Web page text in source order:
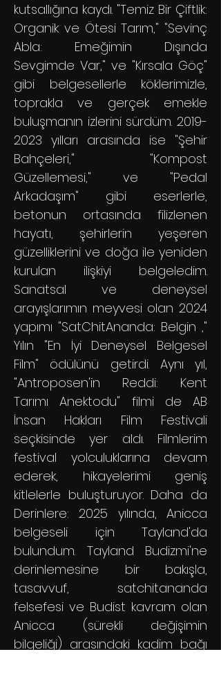
kutsallığına kaydı. "Temiz Bir Çiftlik:
Organik ve Ötesi Tarım," "Sevinç
Abla: Emeğimin Dışında
Sevgimde Var," ve "Kırsala Göç"
gibi belgesellerle köklerimizle,
toprakla ve gerçek emekle
buluşmanın izlerini sürdüm. 2019-
2023 yılları arasında ise "Şehir
Bahçeleri," "Kompost
Güzellemesi," ve "Pedal
Arkadaşım" gibi eserlerle,
betonun ortasında filizlenen
hayatı, şehirlerin yeşeren
güzelliklerini ve doğa ile yeniden
kurulan ilişkiyi belgeledim.
Sanatsal ve deneysel
arayışlarımın meyvesi olan 2024
yapımı "SatChitAnanda: Belgin ,"
Yılın "En İyi Deneysel Belgesel
Film" ödülünü getirdi. Aynı yıl,
"Antroposen'in Reddi: Kent
Tarımı Anektodu" filmi de AB
İnsan Hakları Film Festivali
seçkisinde yer aldı. Filmlerim
festival yolculuklarına devam
ederek, hikayelerimi geniş
kitlelerle buluşturuyor. Daha da
Derinlere: 2025 yılında, Anicca
belgeseli için Tayland'da
bulundum. Tayland Budizmi'ne
derinlemesine bir bakışla,
tasavvuf, satchitananda
felsefesi ve Budist kavram olan
Anicca (sürekli değişimin
bilgeliği) arasındaki kadim bağı